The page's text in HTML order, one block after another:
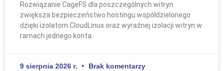
Rozwiązanie CageFS dla poszczególnych witryn
zwiększa bezpieczeństwo hostingu współdzielonego
dzięki izolatom CloudLinux oraz wyraźnej izolacji witryn w
ramach jednego konta.
9 sierpnia 2026 r. Brak komentarzy